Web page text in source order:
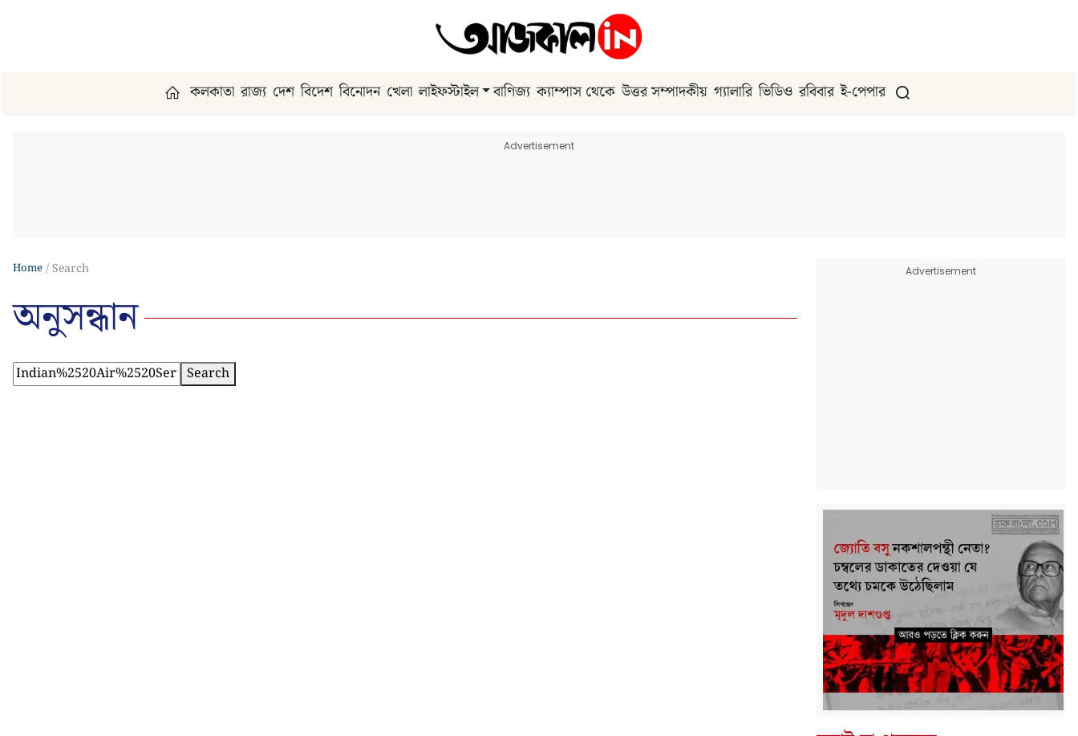
কলকাতা রাজ্য দেশ বিদেশ বিনোদন খেলা লাইফস্টাইল বাণিজ্য ক্যাম্পাস থেকে উত্তর সম্পাদকীয় গ্যালারি ভিডিও রবিবার ই-পেপার
Advertisement
Home Search
অনুসন্ধান
Search
Advertisement